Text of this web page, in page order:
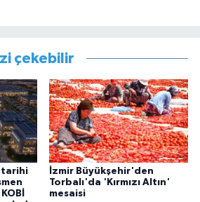
çekebilir
tarihi
İzmir Büyükşehir'den
Torbalı'da 'Kırmızı Altın'
mesaisi